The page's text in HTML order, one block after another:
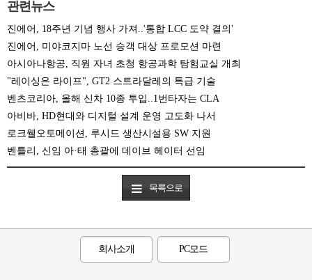
관련뉴스
진에어, 18주년 기념 행사 가져..'통합 LCC 도약 결의'
진에어, 미야코지마 노선 승객 대상 프로모션 마련
아시아나항공, 직원 자녀 초청 항공과학 탐험교실 개최
"레이싱은 라이프", GT2 스트라달레의 특급 기술
벤츠코리아, 올해 신차 10종 투입..1번타자는 CLA
아비바, HD현대와 디지털 설계 운영 고도화 나서
로크웰오토메이션, 루시드 생산시설용 SW 지원
벤틀리, 신임 아·태 총괄에 데이브 헤이터 선임
목록으로
회사소개 PC모드